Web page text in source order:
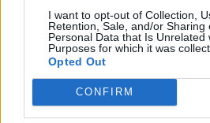
I want to opt-out of Collection,
Retention, Sale, and/or Sharing
Personal Data that Is Unrelated
Purposes for which it was
Opted Out
CONFIRM
gioca dentro al campo".
Sul cambio di Leao col
"È stata una scelta fatta in
chiedeva la partita in quel